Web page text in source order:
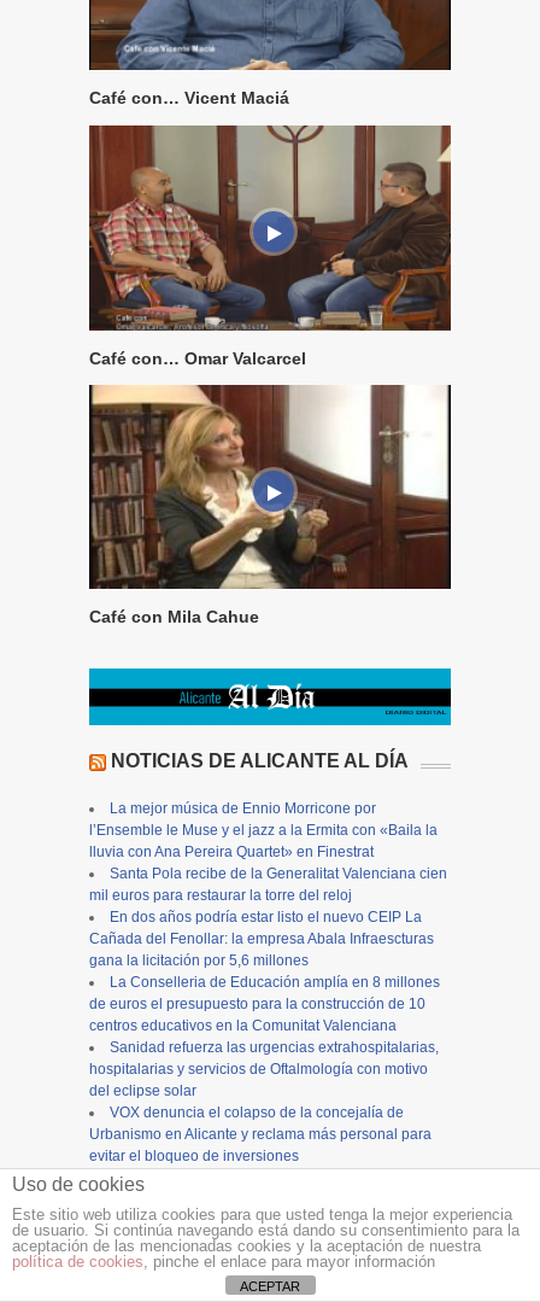
Café con… Vicent Maciá
Café con… Omar Valcarcel
Café con Mila Cahue
NOTICIAS DE ALICANTE AL DÍA
La mejor música de Ennio Morricone por
l’Ensemble le Muse y el jazz a la Ermita con «Baila la
lluvia con Ana Pereira Quartet» en Finestrat
Santa Pola recibe de la Generalitat Valenciana cien
mil euros para restaurar la torre del reloj
En dos años podría estar listo el nuevo CEIP La
Cañada del Fenollar: la empresa Abala Infraescturas
gana la licitación por 5,6 millones
La Conselleria de Educación amplía en 8 millones
de euros el presupuesto para la construcción de 10
centros educativos en la Comunitat Valenciana
Sanidad refuerza las urgencias extrahospitalarias,
hospitalarias y servicios de Oftalmología con motivo
del eclipse solar
VOX denuncia el colapso de la concejalía de
Urbanismo en Alicante y reclama más personal para
evitar el bloqueo de inversiones
El eclipse solar del 12 de agosto no se verá
más cercanas para vivir con intensidad este fenómeno
astronómico
Grupo Magma entrega en cuatro días el proyecto
del semáforo que el Ayuntamiento le pidió al día
Uso de cookies
Este sitio web utiliza cookies para que usted tenga la mejor experiencia
de usuario. Si continúa navegando está dando su consentimiento para la
aceptación de las mencionadas cookies y la aceptación de nuestra
política de cookies, pinche el enlace para mayor información
ACEPTAR